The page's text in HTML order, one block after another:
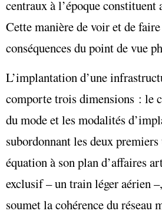
centraux à l’époque constituent
Cette manière de voir et de
conséquences du point de vue
L’implantation d’une
comporte trois dimensions : le
du mode et les modalités
subordonnant les deux
équation à son plan d’affaires
exclusif – un train léger aérien
soumet la cohérence du réseau